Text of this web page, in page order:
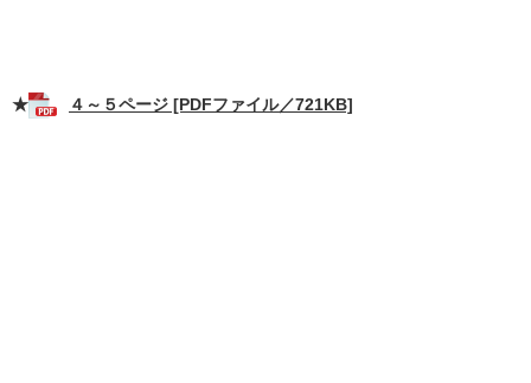
★ ４～５ページ [PDFファイル／721KB]